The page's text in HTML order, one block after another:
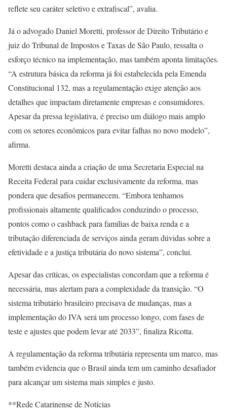
reflete seu caráter seletivo e extrafiscal”, avalia.
Já o advogado Daniel Moretti, professor de Direito Tributário e
juiz do Tribunal de Impostos e Taxas de São Paulo, ressalta o
esforço técnico na implementação, mas também aponta limitações.
“A estrutura básica da reforma já foi estabelecida pela Emenda
Constitucional 132, mas a regulamentação exige atenção aos
detalhes que impactam diretamente empresas e consumidores.
Apesar da pressa legislativa, é preciso um diálogo mais amplo
com os setores econômicos para evitar falhas no novo modelo”,
afirma.
Moretti destaca ainda a criação de uma Secretaria Especial na
Receita Federal para cuidar exclusivamente da reforma, mas
pondera que desafios permanecem. “Embora tenhamos
profissionais altamente qualificados conduzindo o processo,
pontos como o cashback para famílias de baixa renda e a
tributação diferenciada de serviços ainda geram dúvidas sobre a
efetividade e a justiça tributária do novo sistema”, conclui.
Apesar das críticas, os especialistas concordam que a reforma é
necessária, mas alertam para a complexidade da transição. “O
sistema tributário brasileiro precisava de mudanças, mas a
implementação do IVA será um processo longo, com fases de
teste e ajustes que podem levar até 2033”, finaliza Ricotta.
A regulamentação da reforma tributária representa um marco, mas
também evidencia que o Brasil ainda tem um caminho desafiador
para alcançar um sistema mais simples e justo.
**Rede Catarinense de Notícias